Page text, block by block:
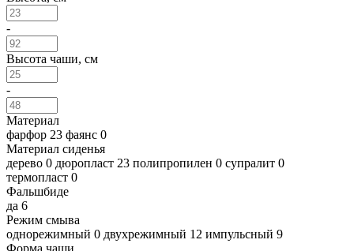
-
Высота чаши, см
-
Материал
фарфор 23 фаянс 0
Материал сиденья
дерево 0 дюропласт 23 полипропилен 0 супралит 0
термопласт 0
Фальшбиде
да 6
Режим смыва
однорежимный 0 двухрежимный 12 импульсный 9
Форма чаши